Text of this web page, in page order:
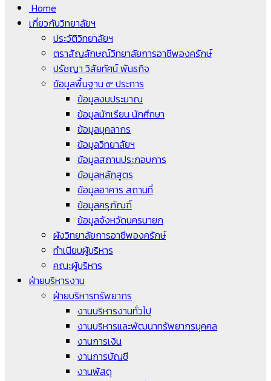
Home
เกี่ยวกับวิทยาลัยฯ
ประวัติวิทยาลัยฯ
ตราสัญลักษณ์วิทยาลัยการอาชีพองครักษ์
ปรัชญา วิสัยทัศน์ พันธกิจ
ข้อมูลพื้นฐาน ๙ ประการ
ข้อมูลงบประมาณ
ข้อมูลนักเรียน นักศึกษา
ข้อมูลบุคลากร
ข้อมูลวิทยาลัยฯ
ข้อมูลสถานประกอบการ
ข้อมูลหลักสูตร
ข้อมูลอาคาร สถานที่
ข้อมูลครุภัณฑ์
ข้อมูลจังหวัดนครนายก
ผังวิทยาลัยการอาชีพองครักษ์
ทำเนียบผู้บริหาร
คณะผู้บริหาร
ฝ่ายบริหารงาน
ฝ่ายบริหารทรัพยากร
งานบริหารงานทั่วไป
งานบริหารและพัฒนาทรัพยากรบุคคล
งานการเงิน
งานการบัญชี
งานพัสดุ